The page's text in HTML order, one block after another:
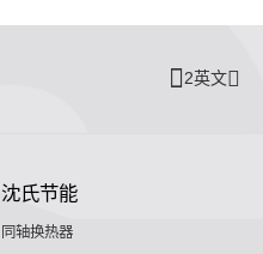
2英文
沈氏节能
同轴换热器